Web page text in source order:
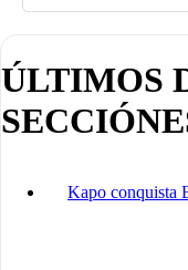
ÚLTIMOS
Kapo conquista